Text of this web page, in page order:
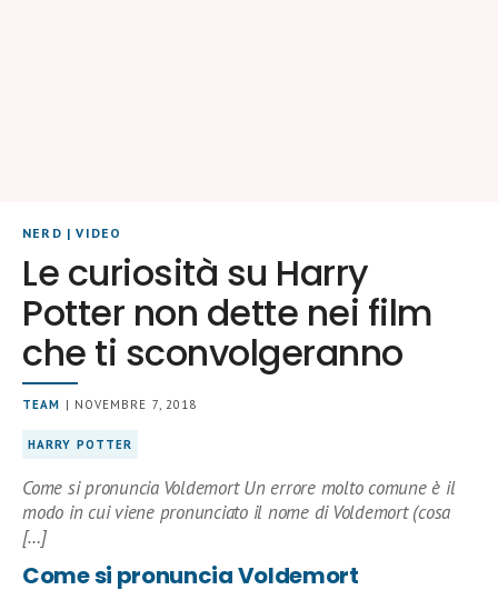
NERD |VIDEO
Le curiosità su Harry
Potter non dette nei film
che ti sconvolgeranno
TEAM | NOVEMBRE 7, 2018
HARRY POTTER
Come si pronuncia Voldemort Un errore molto comune è il
modo in cui viene pronunciato il nome di Voldemort (cosa
[…]
Come si pronuncia Voldemort